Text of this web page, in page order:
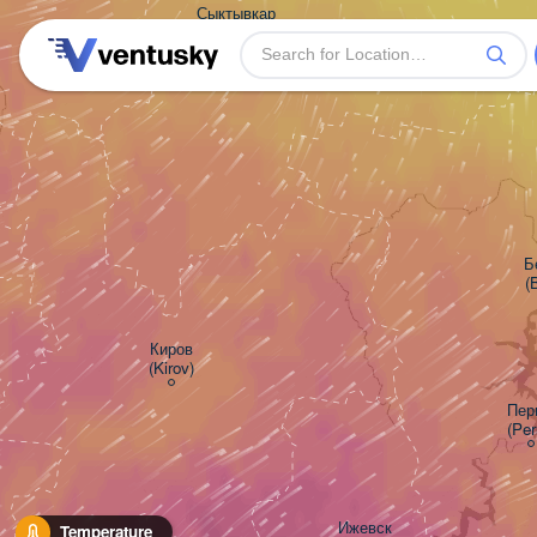
Temperature
Сыктывкар
Ижевск
Киров
(Kirov)